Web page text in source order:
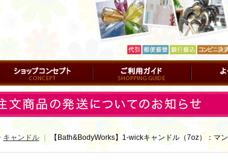
ップコンセプト ご利用ガイド よくある
キャンドル 【Bath&BodyWorks】1-wickキャンドル（7oz）：マ